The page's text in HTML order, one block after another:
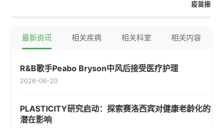
疫苗接种
最新资讯 相关疾病 相关科室 相关内容
R&B歌手Peabo Bryson中风后接受医疗护理
2026-06-20
PLASTICITY研究启动：探索赛洛西宾对健康老龄化的
潜在影响